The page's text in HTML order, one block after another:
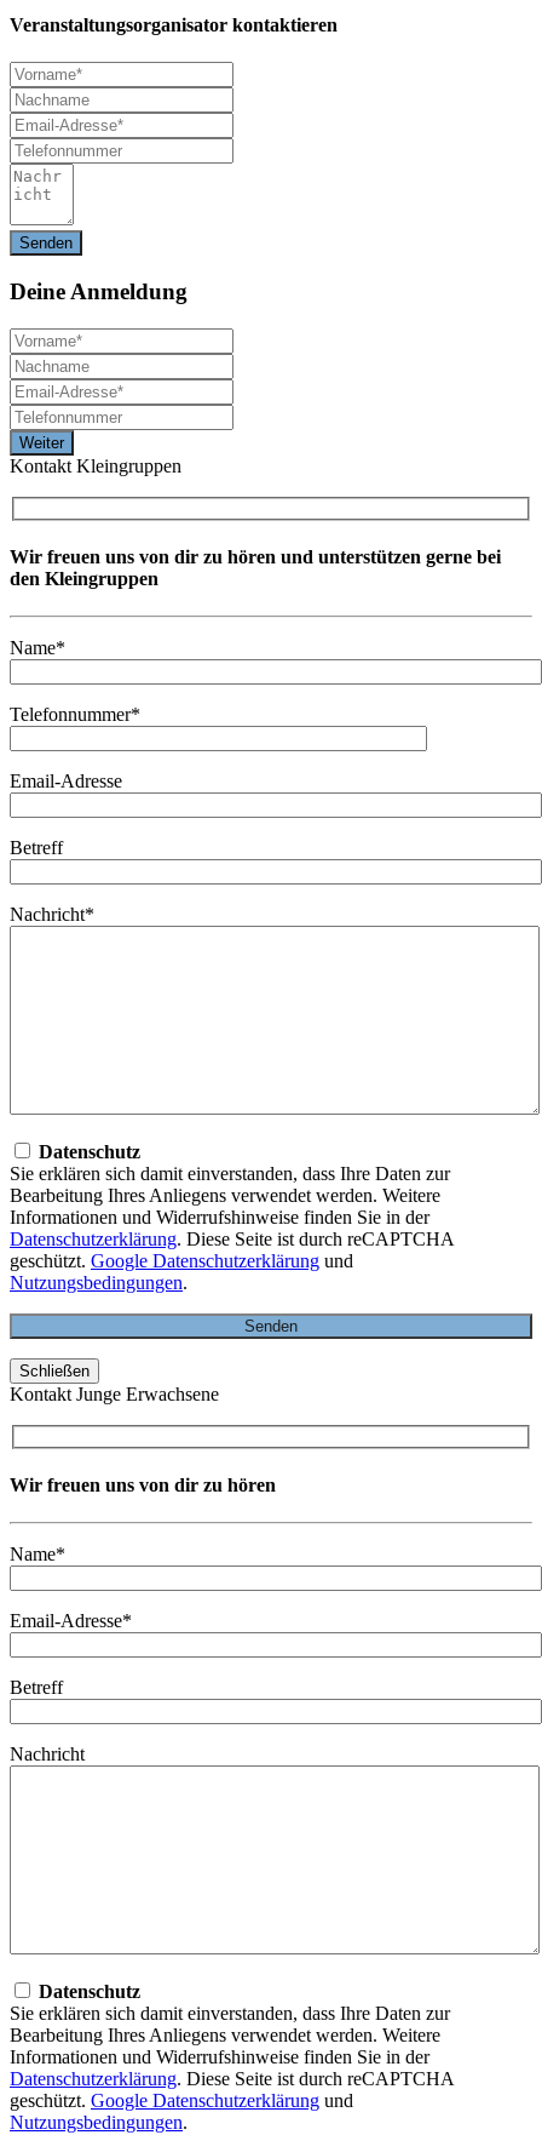
Veranstaltungsorganisator kontaktieren
Deine Anmeldung
Kontakt Kleingruppen
Wir freuen uns von dir zu hören und unterstützen gerne bei
den Kleingruppen
Name*
Telefonnummer*
Email-Adresse
Betreff
Nachricht*
Datenschutz
Sie erklären sich damit einverstanden, dass Ihre Daten zur
Bearbeitung Ihres Anliegens verwendet werden. Weitere
Informationen und Widerrufshinweise finden Sie in der
Datenschutzerklärung. Diese Seite ist durch reCAPTCHA
geschützt. Google Datenschutzerklärung und
Nutzungsbedingungen.
Schließen
Kontakt Junge Erwachsene
Wir freuen uns von dir zu hören
Name*
Email-Adresse*
Betreff
Nachricht
Datenschutz
Sie erklären sich damit einverstanden, dass Ihre Daten zur
Bearbeitung Ihres Anliegens verwendet werden. Weitere
Informationen und Widerrufshinweise finden Sie in der
Datenschutzerklärung. Diese Seite ist durch reCAPTCHA
geschützt. Google Datenschutzerklärung und
Nutzungsbedingungen.